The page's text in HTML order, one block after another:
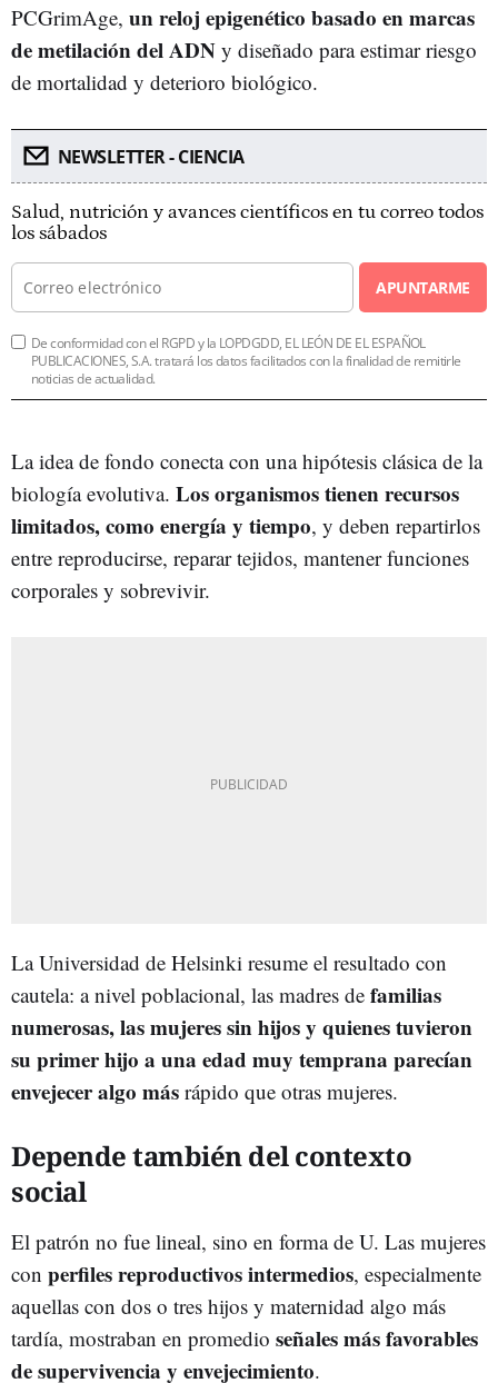
PCGrimAge, un reloj epigenético basado en marcas
de metilación del ADN y diseñado para estimar riesgo
de mortalidad y deterioro biológico.
NEWSLETTER - CIENCIA
Salud, nutrición y avances científicos en tu correo todos
los sábados
APUNTARME
De conformidad con el RGPD y la LOPDGDD, EL LEÓN DE EL ESPAÑOL
PUBLICACIONES, S.A. tratará los datos facilitados con la finalidad de remitirle
noticias de actualidad.
La idea de fondo conecta con una hipótesis clásica de la
biología evolutiva. Los organismos tienen recursos
limitados, como energía y tiempo, y deben repartirlos
entre reproducirse, reparar tejidos, mantener funciones
corporales y sobrevivir.
La Universidad de Helsinki resume el resultado con
cautela: a nivel poblacional, las madres de familias
numerosas, las mujeres sin hijos y quienes tuvieron
su primer hijo a una edad muy temprana parecían
envejecer algo más rápido que otras mujeres.
Depende también del contexto
social
El patrón no fue lineal, sino en forma de U. Las mujeres
con perfiles reproductivos intermedios, especialmente
aquellas con dos o tres hijos y maternidad algo más
tardía, mostraban en promedio señales más favorables
de supervivencia y envejecimiento.